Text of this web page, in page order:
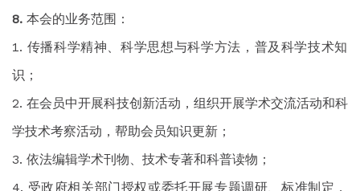
本会的业务范围：
传播科学精神、科学思想与科学方法，普及科学技术知
识；
在会员中开展科技创新活动，组织开展学术交流活动和科
学技术考察活动，帮助会员知识更新；
依法编辑学术刊物、技术专著和科普读物；
受政府相关部门授权或委托开展专题调研、标准制定，